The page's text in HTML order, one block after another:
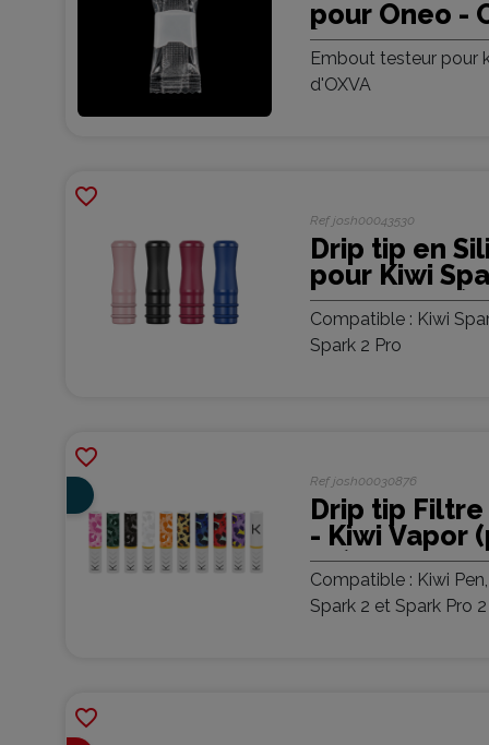
pour Oneo -
(sachet
aléatoires)
Embout testeur pour
d'OXVA
favorite_border
Ref josh00043530
Drip tip en
pour Kiwi
Kiwi Vapor
Compatible : Kiwi
Spark 2 Pro
favorite_border
Ref josh00030876
Drip tip
- Kiwi Vapor
20)
Compatible : Kiwi Pen,
Spark 2 et Spark Pro 2
favorite_border